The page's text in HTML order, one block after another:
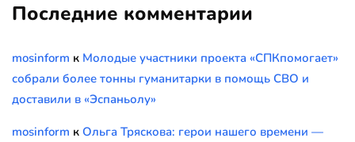
Последние комментарии
mosinform к Молодые участники проекта «СПКпомогает»
собрали более тонны гуманитарки в помощь СВО и
доставили в «Эспаньолу»
mosinform к Ольга Тряскова: герои нашего времени —